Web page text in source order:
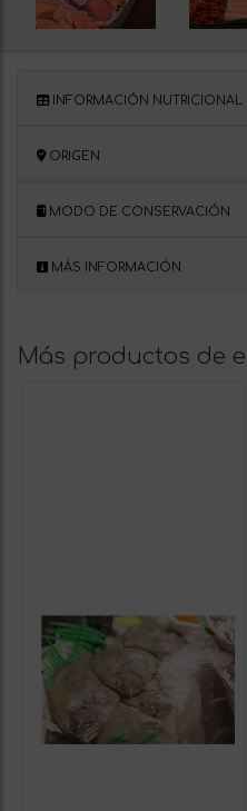
INFORMACIÓN NUTRICIONAL
ORIGEN
MODO DE CONSERVACIÓN
MÁS INFORMACIÓN
Más productos de